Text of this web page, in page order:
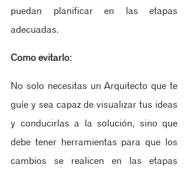
puedan planificar en las etapas
adecuadas.
Como evitarlo:
No solo necesitas un Arquitecto que te
guíe y sea capaz de visualizar tus ideas
y conducirlas a la solución, sino que
debe tener herramientas para que los
cambios se realicen en las etapas